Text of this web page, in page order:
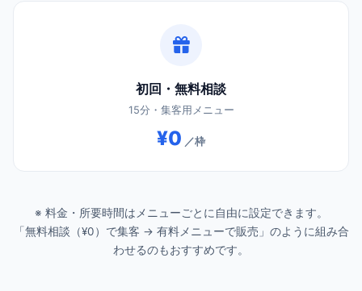
初回・無料相談
15分・集客用メニュー
¥0 ／枠
※ 料金・所要時間はメニューごとに自由に設定できます。
「無料相談（¥0）で集客 → 有料メニューで販売」のように組み合
わせるのもおすすめです。